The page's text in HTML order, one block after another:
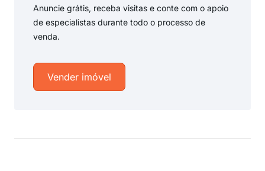
Anuncie grátis, receba visitas e conte com o apoio
de especialistas durante todo o processo de
venda.
Vender imóvel